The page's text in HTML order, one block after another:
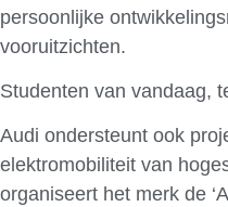
persoonlijke
vooruitzichten.
Studenten van vandaag,
Audi ondersteunt ook
elektromobiliteit van
organiseert het merk de